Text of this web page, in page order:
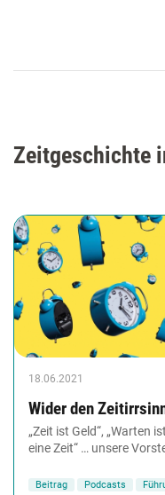
Zeitgeschichte
18.06.2021
Wider den
„Zeit ist Geld“, „Warten
eine Zeit“ … unsere
Beitrag Podcasts